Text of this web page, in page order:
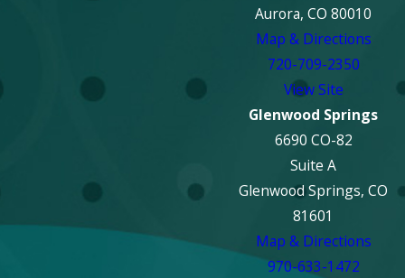
Aurora, CO 80010
Map & Directions
720-709-2350
View Site
Glenwood Springs
6690 CO-82
Suite A
Glenwood Springs, CO
81601
Map & Directions
970-633-1472